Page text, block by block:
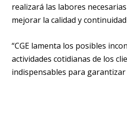
realizará las labores
mejorar la calidad y
“CGE lamenta los posibles
actividades cotidianas de los
indispensables para garantizar